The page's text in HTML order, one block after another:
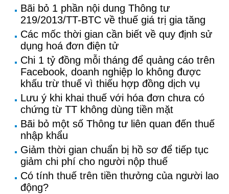
Bãi bỏ 1 phần nội dung Thông tư
219/2013/TT-BTC về thuế giá trị gia tăng
Các mốc thời gian cần biết về quy định sử
dụng hoá đơn điện tử
Chi 1 tỷ đồng mỗi tháng để quảng cáo trên
Facebook, doanh nghiệp lo không được
khấu trừ thuế vì thiếu hợp đồng dịch vụ
Lưu ý khi khai thuế với hóa đơn chưa có
chứng từ TT không dùng tiền mặt
Bãi bỏ một số Thông tư liên quan đến thuế
nhập khẩu
Giảm thời gian chuẩn bị hồ sơ để tiếp tục
giảm chi phí cho người nộp thuế
Có tính thuế trên tiền thưởng của người lao
động?